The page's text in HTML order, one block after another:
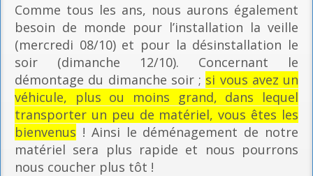
Comme tous les ans, nous aurons également
besoin de monde pour l’installation la veille
(mercredi 08/10) et pour la désinstallation le
soir (dimanche 12/10). Concernant le
démontage du dimanche soir ; si vous avez un
véhicule, plus ou moins grand, dans lequel
transporter un peu de matériel, vous êtes les
bienvenus ! Ainsi le déménagement de notre
matériel sera plus rapide et nous pourrons
nous coucher plus tôt !